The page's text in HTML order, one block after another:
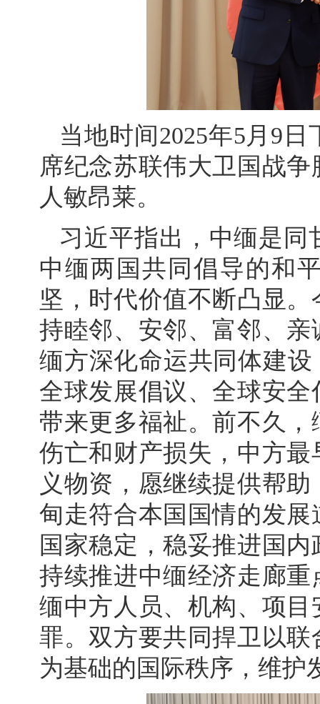
当地时间2025年5月9
席纪念苏联伟大卫国战
人敏昂莱。
习近平指出，中缅是
中缅两国共同倡导的和
坚，时代价值不断凸显
持睦邻、安邻、富邻、
缅方深化命运共同体建
全球发展倡议、全球安
带来更多福祉。前不久
伤亡和财产损失，中方
义物资，愿继续提供帮
甸走符合本国国情的发
国家稳定，稳妥推进国
持续推进中缅经济走廊
缅中方人员、机构、项
罪。双方要共同捍卫以
为基础的国际秩序，维护